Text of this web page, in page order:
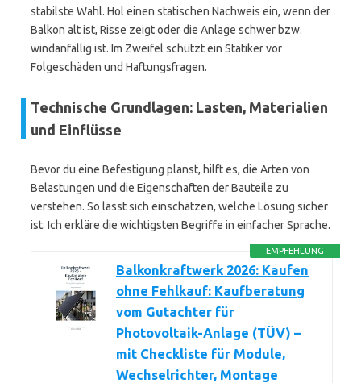
stabilste Wahl. Hol einen statischen Nachweis ein, wenn der
Balkon alt ist, Risse zeigt oder die Anlage schwer bzw.
windanfällig ist. Im Zweifel schützt ein Statiker vor
Folgeschäden und Haftungsfragen.
Technische Grundlagen: Lasten, Materialien
und Einflüsse
Bevor du eine Befestigung planst, hilft es, die Arten von
Belastungen und die Eigenschaften der Bauteile zu
verstehen. So lässt sich einschätzen, welche Lösung sicher
ist. Ich erkläre die wichtigsten Begriffe in einfacher Sprache.
EMPFEHLUNG
Balkonkraftwerk 2026: Kaufen
ohne Fehlkauf: Kaufberatung
vom Gutachter für
Photovoltaik-Anlage (TÜV) –
mit Checkliste für Module,
Wechselrichter, Montage